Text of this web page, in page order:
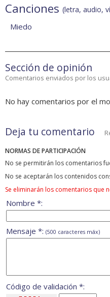
Canciones (letra, audio,
Miedo
Sección de opinión
Comentarios enviados por los
No hay comentarios por el
Deja tu comentario
NORMAS DE PARTICIPACIÓN
No se permitirán los comentarios
No se aceptarán los contenidos
Se eliminarán los comentarios que
Nombre *:
Mensaje *: (500 caracteres máx)
Código de validación *: